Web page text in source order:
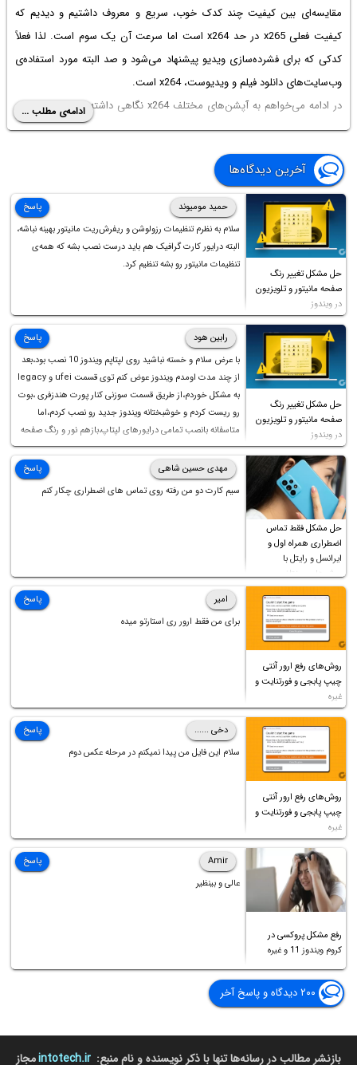
مقایسه‌ای بین کیفیت چند کدک خوب، سریع و معروف داشتیم و دیدیم که
کیفیت فعلی x265 در حد x264 است اما سرعت آن یک سوم است. لذا فعلاً
کدکی که برای فشرده‌سازی ویدیو پیشنهاد می‌شود و صد البته مورد استفاده‌ی
وب‌سایت‌های دانلود فیلم و ویدیوست، x264 است.
در ادامه می‌خواهم به آپشن‌های مختلف x264 نگاهی داشته باشم و سپس در
قسمت‌های بعدی تبدیل ویدیو، قرار دادن استریم صدا و ویدیو در یک کانتینر
mkv و در صورت نیاز اضافه کردن فایل زیرنویس به مجموعه را با چند مثال
کاربردی توضیح می‌دهم.
ادامه‌ی مطلب ...
آخرین دیدگاه‌ها
حل مشکل تغییر رنگ
صفحه مانیتور و تلویزیون
در ویندوز
حمید مومیوند
سلام به نظرم تنظیمات رزولوشن و ریفرش‌ریت مانیتور بهینه نباشه،
البته درایور کارت گرافیک هم باید درست نصب بشه که همه‌ی
تنظیمات مانیتور رو بشه تنظیم کرد.
پاسخ
حل مشکل تغییر رنگ
صفحه مانیتور و تلویزیون
در ویندوز
رابین هود
با عرض سلام و خسته نباشید روی لپتاپم ویندوز 10 نصب بود،بعد
از چند مدت اومدم ویندوز عوض کنم توی قسمت ufei و legacy
به مشکل خوردم،از طریق قسمت سوزنی کنار پورت هندزفری ،بوت
رو ریست کردم و خوشبختانه ویندوز جدید رو نصب کردم،اما
متاسفانه بانصب تمامی درایورهای لپتاپ،بازهم نور و رنگ صفحه
چه موقع کار چه موقع پخش فیلم مثل سابق نیست(نور زیاده و بی
کیفیت)،با ابدیت کردن کارت گرافیک،کالیبره کردن و غیره هم نور و
رنگ درست نشد (انگار تصویر ماته)، خواهشمند است راهنمایی
فرمایید باتشکر
پاسخ
حل مشکل فقط تماس
اضطراری همراه اول و
ایرانسل و رایتل با
روش‌های مختلف
مهدی حسین شاهی
سیم کارت دو من رفته روی تماس های اضطراری چکار کنم
پاسخ
روش‌های رفع ارور آنتی
چیپ پابجی و فورتنایت و
غیره
امیر
برای من فقط ارور ری استارتو میده
پاسخ
روش‌های رفع ارور آنتی
چیپ پابجی و فورتنایت و
غیره
دخی ......
سلام این فایل من پیدا نمیکنم در مرحله عکس دوم
پاسخ
رفع مشکل پروکسی در
کروم ویندوز 11 و غیره
Amir
عالی و بینظیر
پاسخ
۲۰۰ دیدگاه و پاسخ آخر
بازنشر مطالب در رسانه‌ها تنها با ذکر نویسنده و نام منبع: intotech.irمجاز